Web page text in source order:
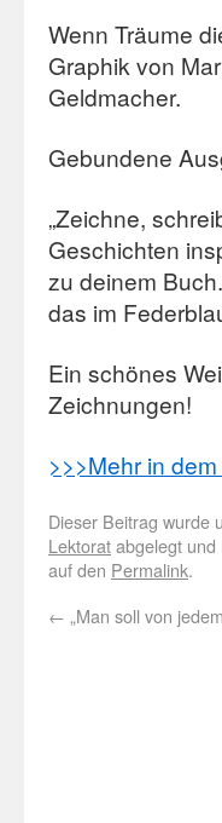
Wenn Träume
Graphik von
Geldmacher.
Gebundene
„Zeichne,
Geschichten
zu deinem
das im
Ein schönes
Zeichnungen!
>>>Mehr in
Dieser Beitrag wurde
Lektoratabgelegt und
auf den Permalink.
← „Man soll von jedem